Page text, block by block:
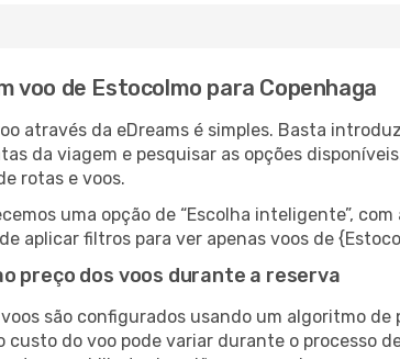
voo de Estocolmo para Copenhaga
através da eDreams é simples. Basta
da viagem e pesquisar as opções
rotas e voos.
uma opção de “Escolha inteligente”,
aplicar filtros para ver apenas voos de
preço dos voos durante a reserva
voos são configurados usando um algoritmo
custo do voo pode variar durante o processo